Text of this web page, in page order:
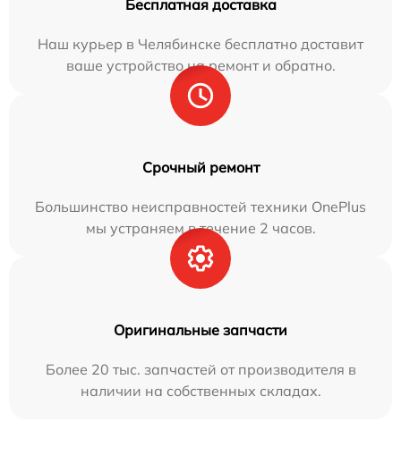
Бесплатная доставка
Наш курьер в Челябинске бесплатно доставит
ваше устройство на ремонт и обратно.
Срочный ремонт
Большинство неисправностей техники OnePlus
мы устраняем в течение 2 часов.
Оригинальные запчасти
Более 20 тыс. запчастей от производителя в
наличии на собственных складах.